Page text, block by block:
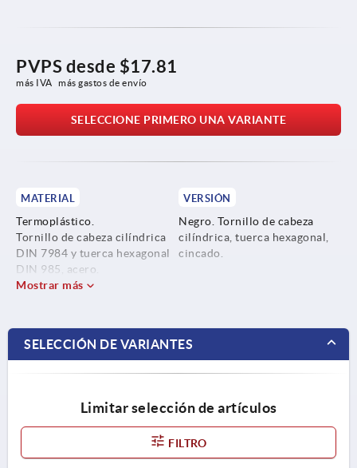
PVPS desde $17.81
más IVA más gastos de envío
SELECCIONE PRIMERO UNA VARIANTE
MATERIAL
Termoplástico.
Tornillo de cabeza cilíndrica
DIN 7984 y tuerca hexagonal
DIN 985, acero.
VERSIÓN
Negro. Tornillo de cabeza
cilíndrica, tuerca hexagonal,
cincado.
Mostrar más
SELECCIÓN DE VARIANTES
Limitar selección de artículos
FILTRO